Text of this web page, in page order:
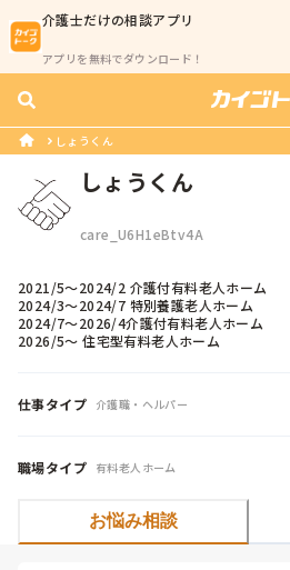
介護士だけの相談アプリ
アプリを無料でダウンロード！
しょうくん
しょうくん
care_U6H1eBtv4A
2021/5〜2024/2 介護付有料老人ホーム
2024/3〜2024/7 特別養護老人ホーム
2024/7〜2026/4介護付有料老人ホーム
2026/5〜 住宅型有料老人ホーム
仕事タイプ 介護職・ヘルパー
職場タイプ 有料老人ホーム
お悩み相談